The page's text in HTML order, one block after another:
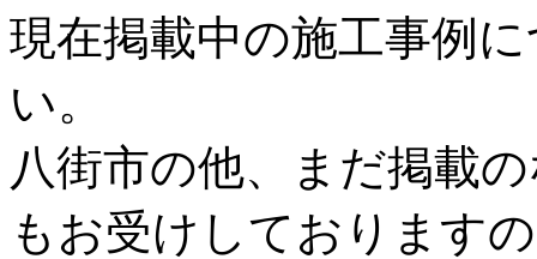
現在掲載中の施工事例
い。
八街市の他、まだ掲載
もお受けしております